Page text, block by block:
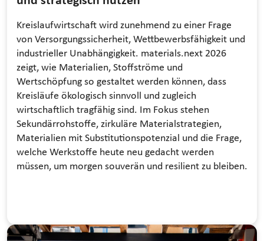
Kreislaufwirtschaft wird zunehmend zu einer Frage
von Versorgungssicherheit, Wettbewerbsfähigkeit und
industrieller Unabhängigkeit. materials.next 2026
zeigt, wie Materialien, Stoffströme und
Wertschöpfung so gestaltet werden können, dass
Kreisläufe ökologisch sinnvoll und zugleich
wirtschaftlich tragfähig sind. Im Fokus stehen
Sekundärrohstoffe, zirkuläre Materialstrategien,
Materialien mit Substitutionspotenzial und die Frage,
welche Werkstoffe heute neu gedacht werden
müssen, um morgen souverän und resilient zu bleiben.